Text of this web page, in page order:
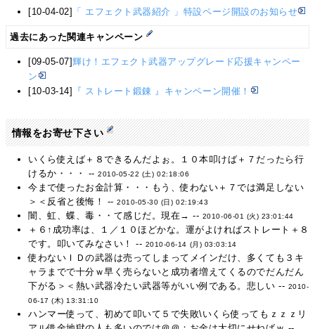
[10-04-02] 「 エフェクト武器紹介 」特設ページ開設のお知らせ
過去にあった関連キャンペーン
[09-05-07]輝け！エフェクト武器アップグレード応援キャンペー
ン
[10-03-14]
『 ストレート鍛錬 』キャンペーン開催！
情報をお寄せ下さい
いくら使えば＋８できるんだよぉ。１０本叩けば＋７だったら行
けるか・・・ --2010-05-22 (土) 02:18:06
今まで使ったお金計算・・・もう、使わない＋７では満足しない
＞＜反省と後悔！ --2010-05-30 (日) 02:19:43
闇、虹、蝶、毒・・て感じだ。現在→ -- 2010-06-01 (火) 23:01:44
＋６↑成功率は、１／１０ほどかな。運がよければストレート＋８
です。叩いてみなさい！ -- 2010-06-14 (月) 03:03:14
使わないＩＤの武器は売ってしまってメインだけ、多くても３キ
ャラまでで十分ｗ早く売らないと成功者増えてくるのでだんだん
下がる＞＜熱い武器冷たい武器等がいい例である。悲しい -- 2010-
06-17 (木) 13:31:10
ハンマー使って、初めて叩いて５で失敗\いくら使ってもｚｚｚリ